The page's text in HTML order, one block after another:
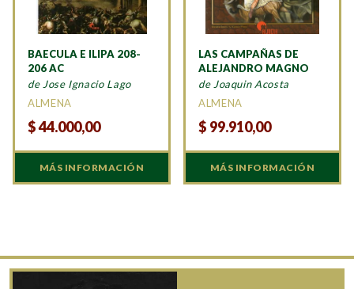
BAECULA E ILIPA 208-
206 AC
de Jose Ignacio Lago
ALMENA
$44.000,00
MÁS INFORMACIÓN
LAS CAMPAÑAS DE
ALEJANDRO MAGNO
de Joaquin Acosta
ALMENA
$ 99.910,00
MÁS INFORMACIÓN